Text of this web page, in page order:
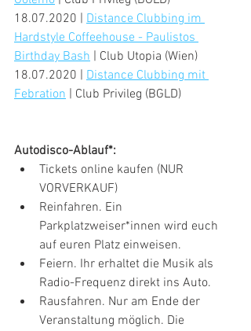
18.07.2020 | Distance Clubbing im
Hardstyle Coffeehouse - Paulistos
Birthday Bash | Club Utopia (Wien)
18.07.2020 | Distance Clubbing mit
Febration | Club Privileg (BGLD)
Autodisco-Ablauf*:
Tickets online kaufen (NUR
VORVERKAUF)
Reinfahren. Ein
Parkplatzweiser*innen wird euch
auf euren Platz einweisen.
Feiern. Ihr erhaltet die Musik als
Radio-Frequenz direkt ins Auto.
Rausfahren. Nur am Ende der
Veranstaltung möglich. Die